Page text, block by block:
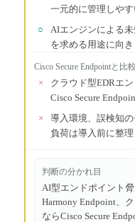
一元的に管理しやす
○
AIエンジンによる
を求める用途に向き
Cisco Secure Endpointと比
×
クラウド型EDRエ
Cisco Secure
×
導入環境、誤検知
負荷は導入前に整理
判断の分かれ目
AI型エンドポイント
Harmony Endpoint、
ならCisco Secure